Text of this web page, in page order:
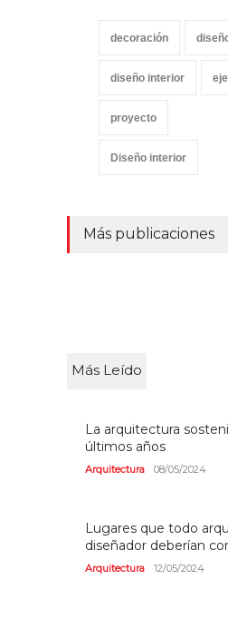
decoración
diseño interior
proyecto
Diseño interior
Más publicaciones
Más Leído
La arquitectura
últimos años
Arquitectura 08/05/2024
Lugares que todo
diseñador deberían
Arquitectura 12/05/2024